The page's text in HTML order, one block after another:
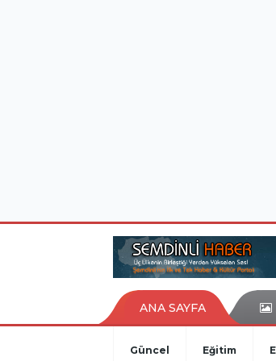
ANA SAYFA
Güncel Eğitim